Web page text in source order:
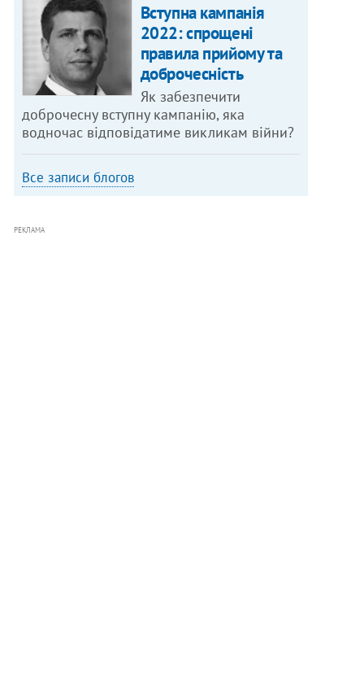
Вступна кампанія
2022: спрощені
правила прийому та
доброчесність
Як забезпечити
доброчесну вступну кампанію, яка
водночас відповідатиме викликам війни?
Все записи блогов
РЕКЛАМА